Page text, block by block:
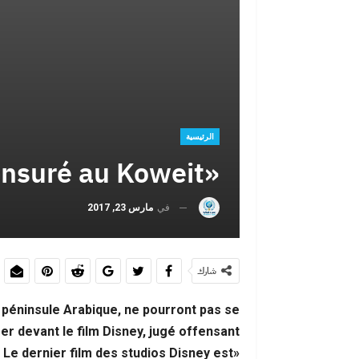
الرئيسية
«La Belle et la Bête» censuré au Koweit
في مارس 23, 2017
شارك
Arabique, ne pourront pas se
devant le film Disney, jugé offensant.
Le dernier film des studios Disney est